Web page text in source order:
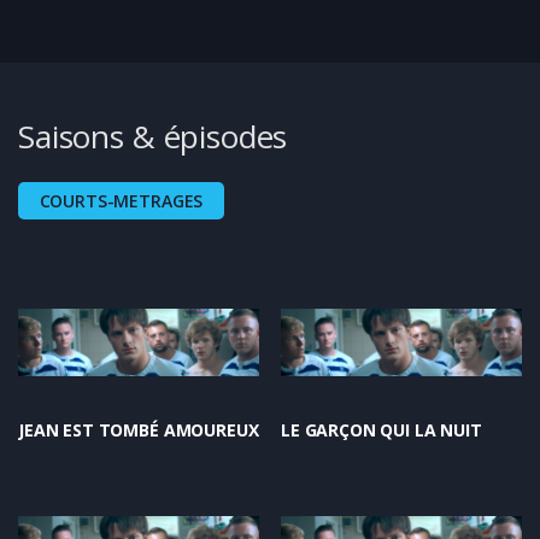
Saisons & épisodes
COURTS-METRAGES
JEAN EST TOMBÉ AMOUREUX LE GARÇON QUI LA NUIT